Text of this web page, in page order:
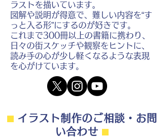
ラストを描いています。
図解や説明が得意で、難しい内容を“す
っと入る形”にするのが好きです。
これまで300冊以上の書籍に携わり、
日々の街スケッチや観察をヒントに、
読み手の心が少し軽くなるような表現
を心がけています。
⬛︎イラスト制作のご相談・お問
い合わせ ⬛︎